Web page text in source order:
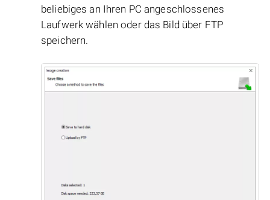
beliebiges an Ihren PC angeschlossenes
Laufwerk wählen oder das Bild über FTP
speichern.